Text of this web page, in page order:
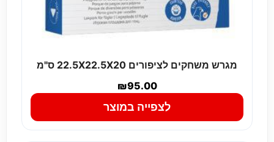
מגרש משחקים לציפורים 22.5X22.5X20 ס"מ
₪95.00
לצפייה במוצר